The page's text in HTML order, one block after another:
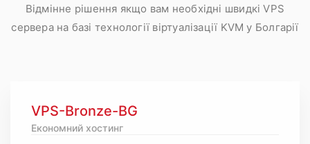
Відмінне рішення якщо вам необхідні швидкі VPS
сервера на базі технології віртуалізації KVM у Болгарії
VPS-Bronze-BG
Економний хостинг